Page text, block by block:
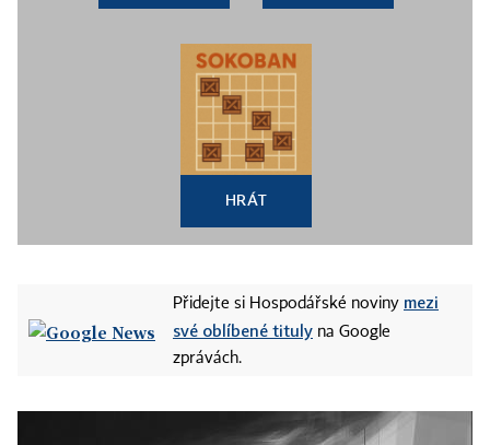
HRÁT
Přidejte si Hospodářské noviny mezi
své oblíbené tituly na Google
zprávách.